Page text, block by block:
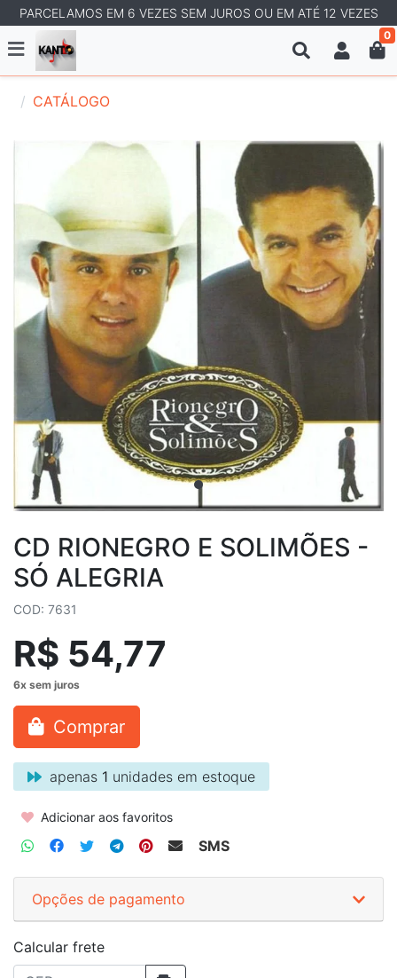
PARCELAMOS EM 6 VEZES SEM JUROS OU EM ATÉ 12 VEZES
0
CATÁLOGO
CD RIONEGRO E SOLIMÕES -
SÓ ALEGRIA
COD: 7631
R$ 54,77
Comprar
apenas 1 unidades em estoque
Adicionar aos favoritos
SMS
Opções de pagamento
Calcular frete